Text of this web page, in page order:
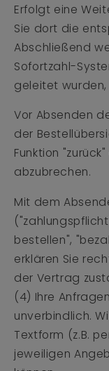
Erfolgt eine
Sie dort die
Abschließend
Sofortzahl-
geleitet
Vor Absenden
der
Funktion
abzubrechen.
Mit dem
bestellen",
erklären Sie
der Vertrag
(4) Ihre
unverbindlich.
Textform (z.B.
jeweiligen